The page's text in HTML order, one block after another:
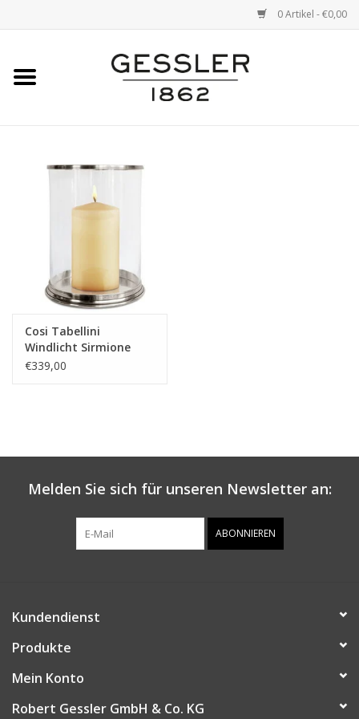
0 Artikel - €0,00
Startseite
Cosi Tabellini
Windlicht Sirmione
€339,00
Melden Sie sich für unseren Newsletter an:
ABONNIEREN
Kundendienst
Produkte
Mein Konto
Robert Gessler GmbH & Co. KG